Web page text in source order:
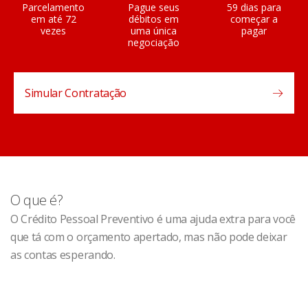
Parcelamento
em até 72
vezes
Pague seus
débitos em
uma única
negociação
59 dias para
começar a
pagar
Simular Contratação
O que é?
O Crédito Pessoal Preventivo é uma ajuda extra para você
que tá com o orçamento apertado, mas não pode deixar
as contas esperando.